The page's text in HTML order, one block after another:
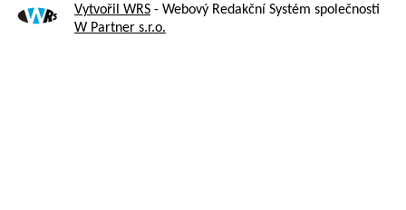
Vytvořil WRS - Webový Redakční Systém společnosti
W Partner s.r.o.